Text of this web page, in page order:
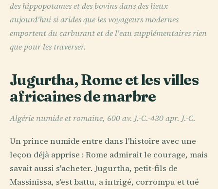
des hippopotames et des bovins dans des lieux
aujourd'hui si arides que les voyageurs modernes
emportent du carburant et de l'eau supplémentaires rien
que pour les traverser.
Jugurtha, Rome et les villes
africaines de marbre
Algérie numide et romaine, 600 av. J.-C.-430 apr. J.-C.
Un prince numide entre dans l'histoire avec une
leçon déjà apprise : Rome admirait le courage, mais
savait aussi s'acheter. Jugurtha, petit-fils de
Massinissa, s'est battu, a intrigé, corrompu et tué